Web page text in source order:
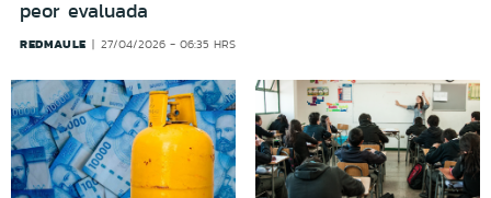
peor evaluada
REDMAULE 27/04/2026 - 06:35 HRS